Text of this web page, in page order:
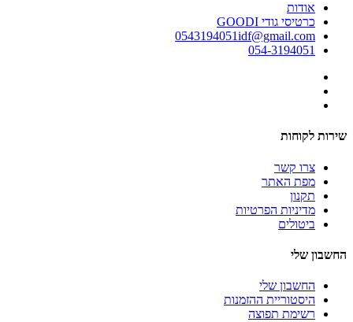
אודות
כרטיסי גודי GOODI
0543194051idf@gmail.com
054-3194051
שירות לקוחות
צרו קשר
מפת האתר
תקנון
מדיניות הפרטיות
ביטולים
החשבון שלי
החשבון שלי
היסטוריית ההזמנות
רשימת תפוצה